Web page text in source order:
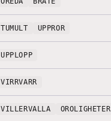
TUMULT UPPROR
UPPLOPP
VIRRVARR
VILLERVALLA OROLIGHETER